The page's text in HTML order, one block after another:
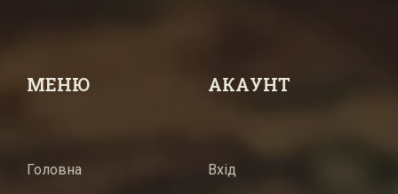
МЕНЮ
Головна
АКАУНТ
Вхід